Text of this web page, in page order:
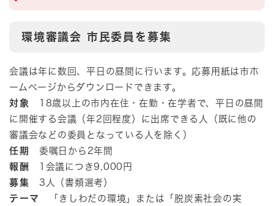
環境審議会 市民委員を募集
会議は年に数回、平日の昼間に行います。応募用紙は市ホ
ームページからダウンロードできます。
対象
18歳以上の市内在住・在勤・在学者で、平日の昼間
に開催する会議（年2回程度）に出席できる人（既に他の
審議会などの委員となっている人を除く）
任期
委嘱日から2年間
報酬
1会議につき9,000円
募集 3人（書類選考）
テーマ
「きしわだの環境」または「脱炭素社会の実